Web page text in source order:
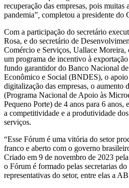
recuperação das empresas, pois muitas
pandemia” completou a presidente do
Com a participação do secretário
Rosa, e do secretário de
Comércio e Serviços, Uallace Moreira,
um programa de incentivo à
fundo garantidor do Banco Nacional
Econômico e Social (BNDES), o
digitalização das empresas, o aumento
(Programa Nacional de Apoio às
Pequeno Porte) de 4 anos para 6 anos,
a competitividade e a produtividade
serviços.
“Esse Fórum é uma vitória do setor
franco e aberto com o governo
Criado em 9 de novembro de 2023 pela
o Fórum é formado pelas secretarias
representativas do setor, entre elas a